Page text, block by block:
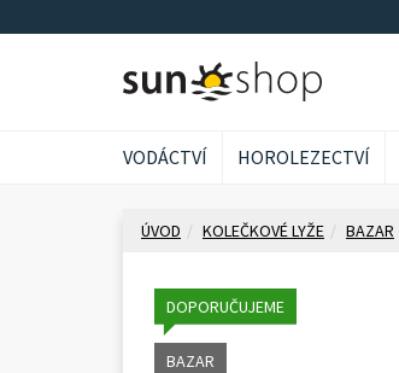
VODÁCTVÍ HOROLEZECTVÍ
ÚVOD KOLEČKOVÉ LYŽE BAZAR
DOPORUČUJEME
BAZAR